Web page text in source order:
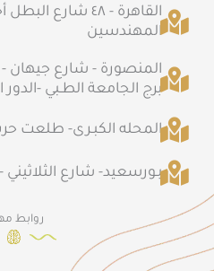
روابط
القاهرة - ٤٨ شارع
المهندسين
المنصورة - شارع جيهان
برج الجامعة الطـبي -الدور
المحله الكبـرى- طلعت
بـورسعيد- شارع